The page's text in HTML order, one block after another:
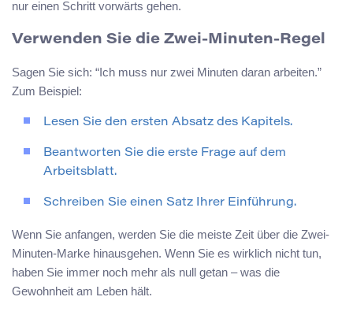
nur einen Schritt vorwärts gehen.
Verwenden Sie die Zwei-Minuten-Regel
Sagen Sie sich: “Ich muss nur zwei Minuten daran arbeiten.”
Zum Beispiel:
Lesen Sie den ersten Absatz des Kapitels.
Beantworten Sie die erste Frage auf dem
Arbeitsblatt.
Schreiben Sie einen Satz Ihrer Einführung.
Wenn Sie anfangen, werden Sie die meiste Zeit über die Zwei-
Minuten-Marke hinausgehen. Wenn Sie es wirklich nicht tun,
haben Sie immer noch mehr als null getan – was die
Gewohnheit am Leben hält.